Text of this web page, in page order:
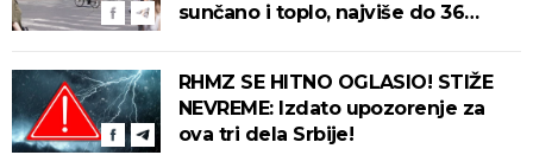
sunčano i toplo, najviše do 36
RHMZ SE HITNO OGLASIO! STIŽE
NEVREME: Izdato upozorenje za
ova tri dela Srbije!